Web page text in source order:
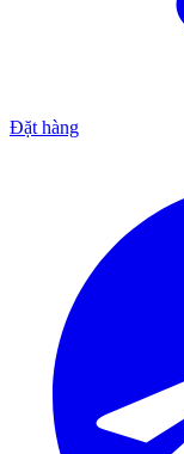
Đặt hàng